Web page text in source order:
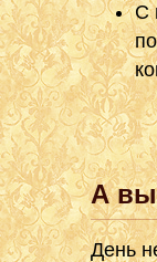
С
А вы
День